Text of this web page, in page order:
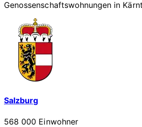
Genossenschaftswohnungen in
Salzburg
568 000 Einwohner